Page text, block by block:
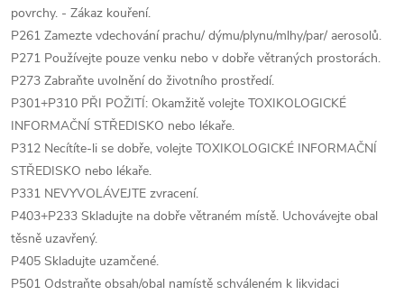
povrchy. - Zákaz kouření.
P261 Zamezte vdechování prachu/ dýmu/plynu/mlhy/par/ aerosolů.
P271 Používejte pouze venku nebo v dobře větraných prostorách.
P273 Zabraňte uvolnění do životního prostředí.
P301+P310 PŘI POŽITÍ: Okamžitě volejte TOXIKOLOGICKÉ
INFORMAČNÍ STŘEDISKO nebo lékaře.
P312 Necítíte-li se dobře, volejte TOXIKOLOGICKÉ INFORMAČNÍ
STŘEDISKO nebo lékaře.
P331 NEVYVOLÁVEJTE zvracení.
P403+P233 Skladujte na dobře větraném místě. Uchovávejte obal
těsně uzavřený.
P405 Skladujte uzamčené.
P501 Odstraňte obsah/obal namístě schváleném k likvidaci